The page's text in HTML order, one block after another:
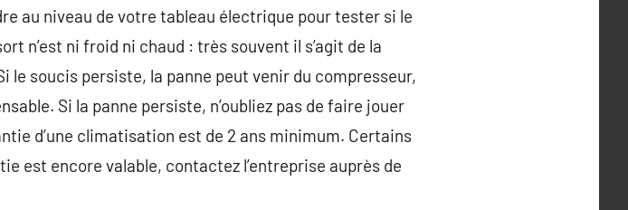
au niveau de votre tableau électrique pour tester si le
n’est ni froid ni chaud : très souvent il s’agit de la
le soucis persiste, la panne peut venir du compresseur,
Si la panne persiste, n’oubliez pas de faire jouer
d’une climatisation est de 2 ans minimum. Certains
est encore valable, contactez l’entreprise auprès de